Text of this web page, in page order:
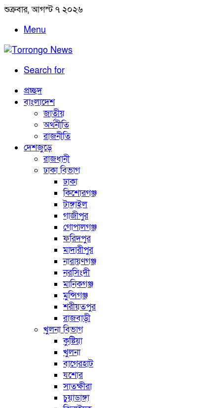
শুক্রবার, আগস্ট ৭ ২০২৬
Menu
Search for
প্রচ্ছদ
বাংলাদেশ
জাতীয়
অর্থনীতি
রাজনীতি
দেশজুড়ে
রাজধানী
ঢাকা বিভাগ
ঢাকা
কিশোরগঞ্জ
টাঙ্গাইল
গাজীপুর
গোপালগঞ্জ
ফরিদপুর
মাদারীপুর
নারায়ণগঞ্জ
নরসিংদী
মানিকগঞ্জ
মুন্সিগঞ্জ
শরীয়তপুর
রাজবাড়ী
খুলনা বিভাগ
কুষ্টিয়া
খুলনা
বাগেরহাট
যশোর
সাতক্ষীরা
চুয়াডাঙ্গা